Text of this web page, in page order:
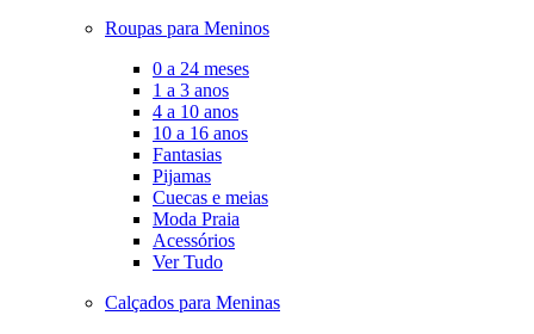
Roupas para Meninos
0 a 24 meses
1 a 3 anos
4 a 10 anos
10 a 16 anos
Fantasias
Pijamas
Cuecas e meias
Moda Praia
Acessórios
Ver Tudo
Calçados para Meninas